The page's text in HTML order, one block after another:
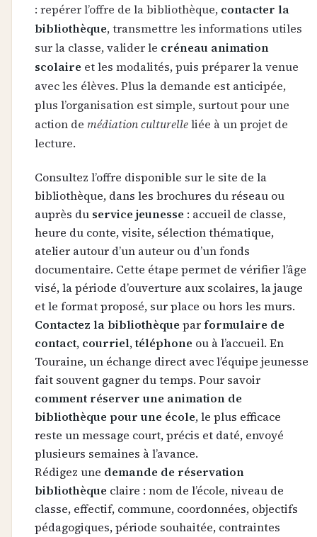
: repérer l’offre de la bibliothèque, contacter la
bibliothèque, transmettre les informations utiles
sur la classe, valider le créneau animation
scolaire et les modalités, puis préparer la venue
avec les élèves. Plus la demande est anticipée,
plus l’organisation est simple, surtout pour une
action de médiation culturelleliée à un projet de
lecture.
Consultez l’offre disponible sur le site de la
bibliothèque, dans les brochures du réseau ou
auprès du service jeunesse : accueil de classe,
heure du conte, visite, sélection thématique,
atelier autour d’un auteur ou d’un fonds
documentaire. Cette étape permet de vérifier l’âge
visé, la période d’ouverture aux scolaires, la jauge
et le format proposé, sur place ou hors les murs.
Contactez la bibliothèque parformulaire de
contact, courriel,téléphone ou à l’accueil. En
Touraine, un échange direct avec l’équipe jeunesse
fait souvent gagner du temps. Pour savoir
comment réserver une animation de
bibliothèque pour une école, le plus efficace
reste un message court, précis et daté, envoyé
plusieurs semaines à l’avance.
Rédigez une demande de réservation
bibliothèque claire : nom de l’école, niveau de
classe, effectif, commune, coordonnées, objectifs
pédagogiques, période souhaitée, contraintes